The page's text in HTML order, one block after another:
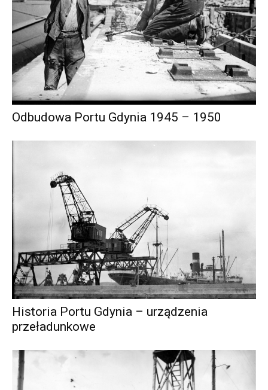
Odbudowa Portu Gdynia 1945 – 1950
Historia Portu Gdynia – urządzenia
przeładunkowe